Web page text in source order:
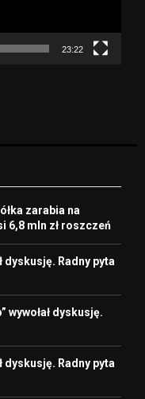
23:22
zarabia na
6,8 mln zł roszczeń
dyskusję. Radny pyta
wywołał dyskusję.
dyskusję. Radny pyta